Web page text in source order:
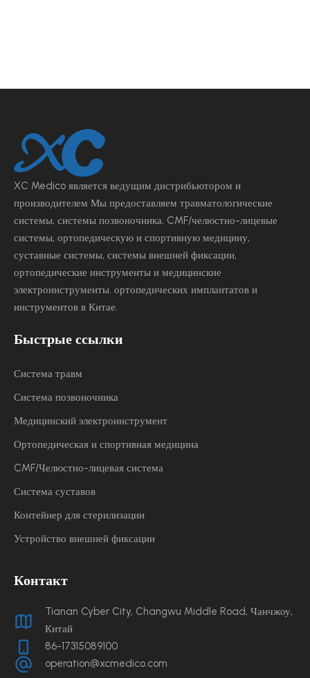
XC Medico является ведущим дистрибьютором и
производителем Мы предоставляем травматологические
системы, системы позвоночника, CMF/челюстно-лицевые
системы, ортопедическую и спортивную медицину,
суставные системы, системы внешней фиксации,
ортопедические инструменты и медицинские
электроинструменты. ортопедических имплантатов и
инструментов в Китае.
Быстрые ссылки
Система травм
Система позвоночника
Медицинский электроинструмент
Ортопедическая и спортивная медицина
CMF/Челюстно-лицевая система
Система суставов
Контейнер для стерилизации
Устройство внешней фиксации
Контакт
Tianan Cyber ​​City, Changwu Middle Road, Чанчжоу,
Китай
86-17315089100
operation@xcmedico.com